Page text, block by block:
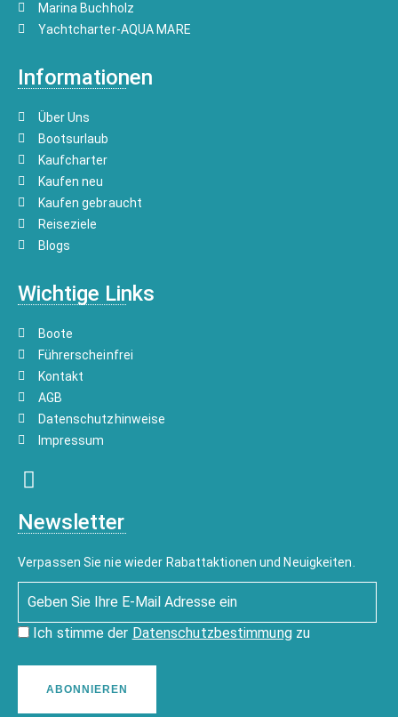
Marina Buchholz
Yachtcharter-AQUA MARE
Informationen
Über Uns
Bootsurlaub
Kaufcharter
Kaufen neu
Kaufen gebraucht
Reiseziele
Blogs
Wichtige Links
Boote
Führerscheinfrei
Kontakt
AGB
Datenschutzhinweise
Impressum
Newsletter
Verpassen Sie nie wieder Rabattaktionen und Neuigkeiten.
Ich stimme der Datenschutzbestimmungzu
ABONNIEREN